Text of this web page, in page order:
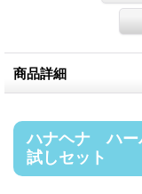
商品詳細
ハナヘナ ハー
試しセット